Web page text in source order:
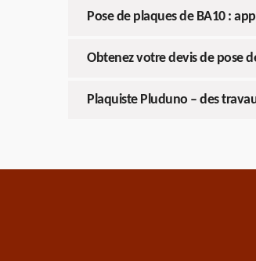
Pose de plaques de BA10 :
Obtenez votre devis de pose
Plaquiste Pluduno – des